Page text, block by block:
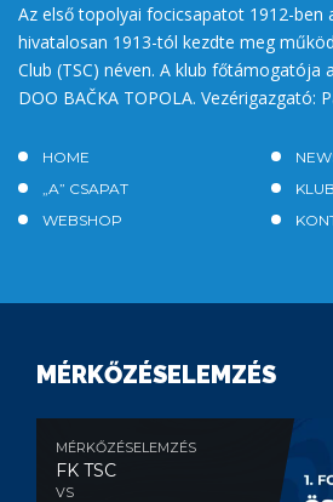
Az első topolyai focicsapatot 1912-ben
hivatalosan 1913-tól kezdte meg
Club (TSC) néven. A klub főtámogatója
DOO BAČKA TOPOLA. Vezérigazgató:
HOME
„A” CSAPAT
KLUB
WEBSHOP
MÉRKŐZÉSELEMZÉS
MÉRKŐZÉSELEMZÉS
FK TSC
VS